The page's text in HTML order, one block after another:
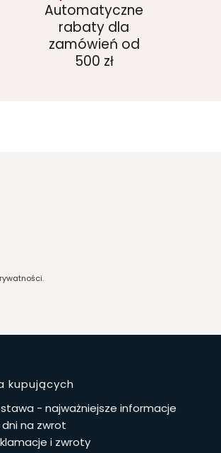
Automatyczne
rabaty dla
zamówień od
500 zł
kupujących
- najważniejsze informacje
dni na zwrot
i zwroty